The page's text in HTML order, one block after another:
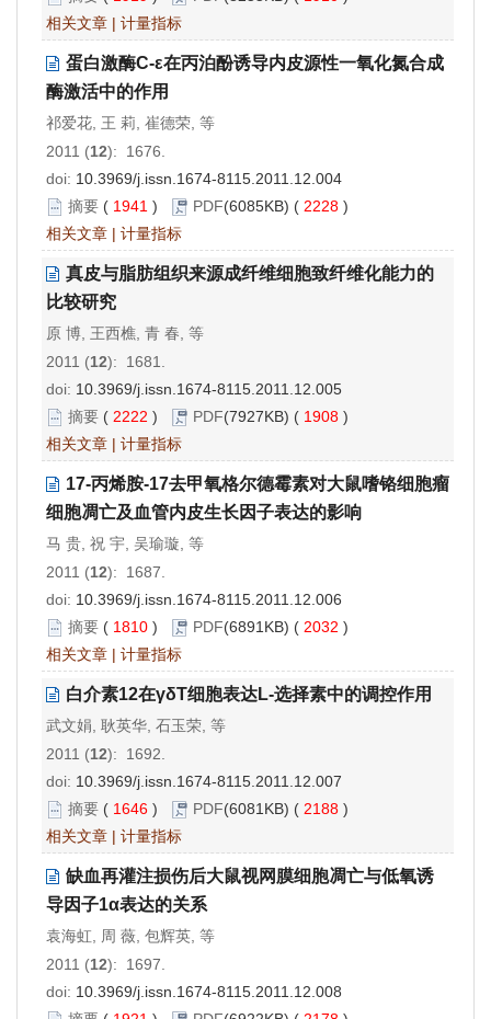
相关文章 | 计量指标
蛋白激酶C-ε在丙泊酚诱导内皮源性一氧化氮合成
酶激活中的作用
祁爱花, 王 莉, 崔德荣, 等
2011 (12): 1676.
doi: 10.3969/j.issn.1674-8115.2011.12.004
摘要 ( 1941 ) PDF(6085KB) ( 2228 )
相关文章 | 计量指标
真皮与脂肪组织来源成纤维细胞致纤维化能力的
比较研究
原 博, 王西樵, 青 春, 等
2011 (12): 1681.
doi: 10.3969/j.issn.1674-8115.2011.12.005
摘要 ( 2222 ) PDF(7927KB) ( 1908 )
相关文章 | 计量指标
17-丙烯胺-17去甲氧格尔德霉素对大鼠嗜铬细胞瘤
细胞凋亡及血管内皮生长因子表达的影响
马 贵, 祝 宇, 吴瑜璇, 等
2011 (12): 1687.
doi: 10.3969/j.issn.1674-8115.2011.12.006
摘要 ( 1810 ) PDF(6891KB) ( 2032 )
相关文章 | 计量指标
白介素12在γδT细胞表达L-选择素中的调控作用
武文娟, 耿英华, 石玉荣, 等
2011 (12): 1692.
doi: 10.3969/j.issn.1674-8115.2011.12.007
摘要 ( 1646 ) PDF(6081KB) ( 2188 )
相关文章 | 计量指标
缺血再灌注损伤后大鼠视网膜细胞凋亡与低氧诱
导因子1α表达的关系
袁海虹, 周 薇, 包辉英, 等
2011 (12): 1697.
doi: 10.3969/j.issn.1674-8115.2011.12.008